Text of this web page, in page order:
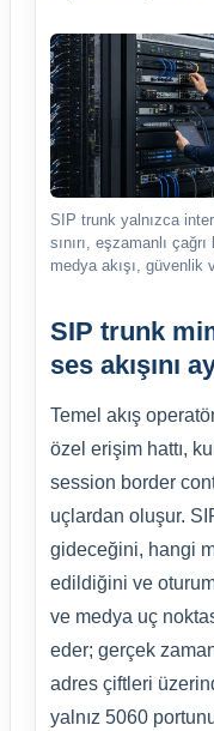
SIP trunk yalnızca
sınırı, eşzamanlı
medya akışı, güvenlik
SIP trunk
ses akışını
Temel akış
özel erişim hattı,
session border
uçlardan oluşur.
gideceğini, hangi
edildiğini ve
ve medya uç
eder; gerçek
adres çiftleri
yalnız 5060